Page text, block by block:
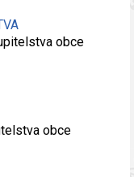
obce
obce